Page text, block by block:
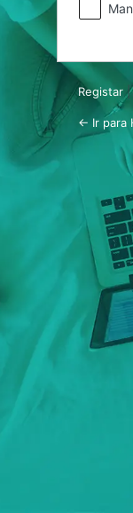
Registar|
← Ir para